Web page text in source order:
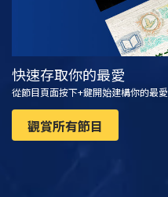
快速存取你的最愛
從節目頁面按下+鍵開始建構你的最愛
觀賞所有節目